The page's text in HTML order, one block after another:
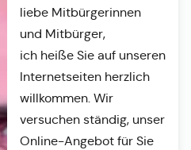
liebe Mitbürgerinnen
und Mitbürger,
ich heiße Sie auf unseren
Internetseiten herzlich
willkommen. Wir
versuchen ständig, unser
Online-Angebot für Sie